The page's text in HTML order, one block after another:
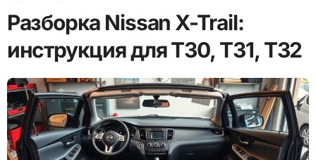
Разборка Nissan X-Trail:
инструкция для T30, T31, T32